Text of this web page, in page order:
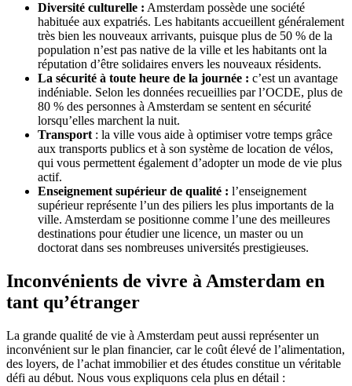
Diversité culturelle : Amsterdam possède une société
habituée aux expatriés. Les habitants accueillent généralement
très bien les nouveaux arrivants, puisque plus de 50 % de la
population n’est pas native de la ville et les habitants ont la
réputation d’être solidaires envers les nouveaux résidents.
La sécurité à toute heure de la journée : c’est un avantage
indéniable. Selon les données recueillies par l’OCDE, plus de
80 % des personnes à Amsterdam se sentent en sécurité
lorsqu’elles marchent la nuit.
Transport: la ville vous aide à optimiser votre temps grâce
aux transports publics et à son système de location de vélos,
qui vous permettent également d’adopter un mode de vie plus
actif.
Enseignement supérieur de qualité : l’enseignement
supérieur représente l’un des piliers les plus importants de la
ville. Amsterdam se positionne comme l’une des meilleures
destinations pour étudier une licence, un master ou un
doctorat dans ses nombreuses universités prestigieuses.
Inconvénients de vivre à Amsterdam en
tant qu’étranger
La grande qualité de vie à Amsterdam peut aussi représenter un
inconvénient sur le plan financier, car le coût élevé de l’alimentation,
des loyers, de l’achat immobilier et des études constitue un véritable
défi au début. Nous vous expliquons cela plus en détail :